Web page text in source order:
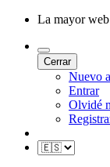
La mayor
Cerrar
Nuevo
Entrar
Olvidé